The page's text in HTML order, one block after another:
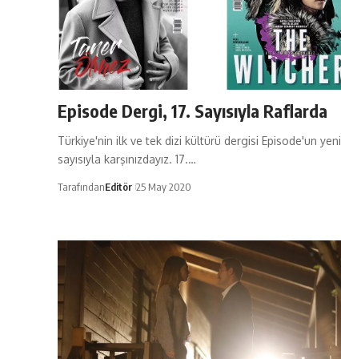
Episode Dergi, 17. Sayısıyla Raflarda
Türkiye'nin ilk ve tek dizi kültürü dergisi Episode'un yeni
sayısıyla karşınızdayız. 17.…
TarafındanEditör 25 May 2020